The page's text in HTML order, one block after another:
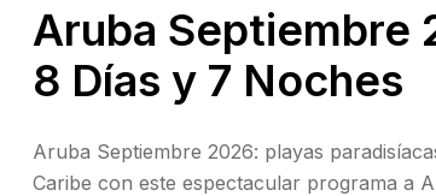
Aruba Septiembre
8 Días y 7 Noches
Aruba Septiembre 2026: playas
Caribe con este espectacular programa a